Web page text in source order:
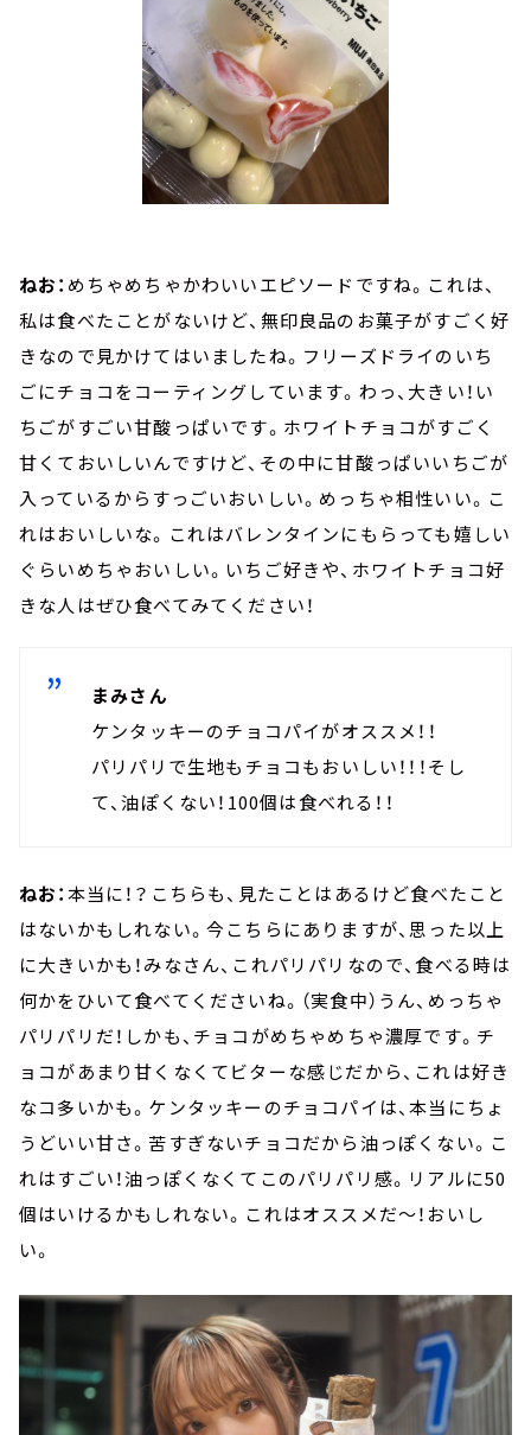
ねお： めちゃめちゃかわいいエピソードですね。これは、
私は食べたことがないけど、無印良品のお菓子がすごく好
きなので見かけてはいましたね。フリーズドライのいち
ごにチョコをコーティングしています。わっ、大きい！い
ちごがすごい甘酸っぱいです。ホワイトチョコがすごく
甘くておいしいんですけど、その中に甘酸っぱいいちごが
入っているからすっごいおいしい。めっちゃ相性いい。こ
れはおいしいな。これはバレンタインにもらっても嬉しい
ぐらいめちゃおいしい。いちご好きや、ホワイトチョコ好
きな人はぜひ食べてみてください！
まみさん
ケンタッキーのチョコパイがオススメ！！
パリパリで生地もチョコもおいしい！！！そし
て、油ぽくない！100個は食べれる！！
ねお：本当に！？こちらも、見たことはあるけど食べたこと
はないかもしれない。今こちらにありますが、思った以上
に大きいかも！みなさん、これパリパリなので、食べる時は
何かをひいて食べてくださいね。（実食中）うん、めっちゃ
パリパリだ！しかも、チョコがめちゃめちゃ濃厚です。チ
ョコがあまり甘くなくてビターな感じだから、これは好き
なコ多いかも。ケンタッキーのチョコパイは、本当にちょ
うどいい甘さ。苦すぎないチョコだから油っぽくない。こ
れはすごい！油っぽくなくてこのパリパリ感。リアルに50
個はいけるかもしれない。これはオススメだ～！おいし
い。